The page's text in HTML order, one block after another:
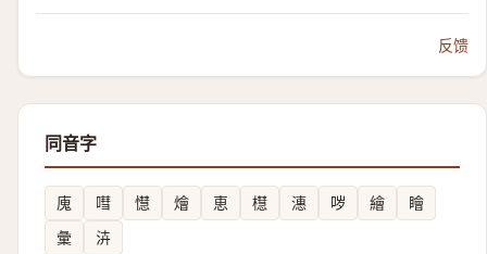
反馈
同音字
廆 嘒 懳 燴 恵 櫘 潓 哕 繪
瞺
彙
泋